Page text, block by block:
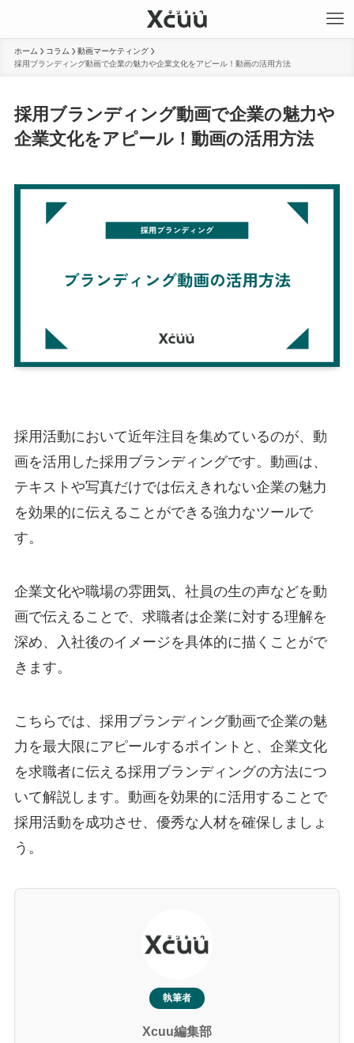
ホーム コラム
動画マーケティング
採用ブランディング動画で企業の魅力や企業文化をアピール！動画の活用方法
採用ブランディング動画で企業の魅力や
企業文化をアピール！動画の活用方法
採用活動において近年注目を集めているのが、動
画を活用した採用ブランディングです。動画は、
テキストや写真だけでは伝えきれない企業の魅力
を効果的に伝えることができる強力なツールで
す。
企業文化や職場の雰囲気、社員の生の声などを動
画で伝えることで、求職者は企業に対する理解を
深め、入社後のイメージを具体的に描くことがで
きます。
こちらでは、採用ブランディング動画で企業の魅
力を最大限にアピールするポイントと、企業文化
を求職者に伝える採用ブランディングの方法につ
いて解説します。動画を効果的に活用することで
採用活動を成功させ、優秀な人材を確保しましょ
う。
執筆者
Xcuu編集部